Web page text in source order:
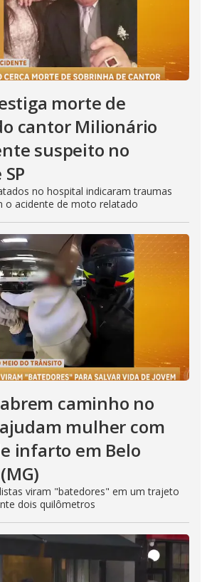
morte de
cantor Milionário
suspeito no
no hospital indicaram traumas
o acidente de moto relatado
caminho no
mulher com
infarto em Belo
viram "batedores" em um trajeto
dois quilômetros